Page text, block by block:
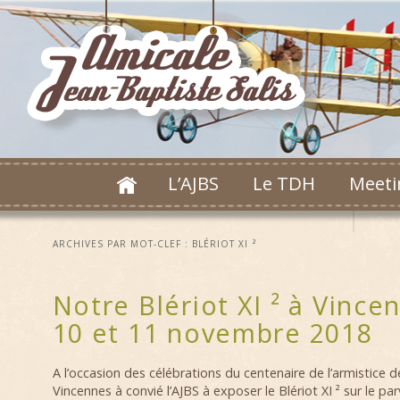
L’AJBS Le TDH
ARCHIVES PAR MOT-CLEF : BLÉRIOT XI ²
Notre Blériot XI ² à
10 et 11 novembre 2018
A l’occasion des célébrations du centenaire de l’armistice
Vincennes à convié l’AJBS à exposer le Blériot XI ² sur le